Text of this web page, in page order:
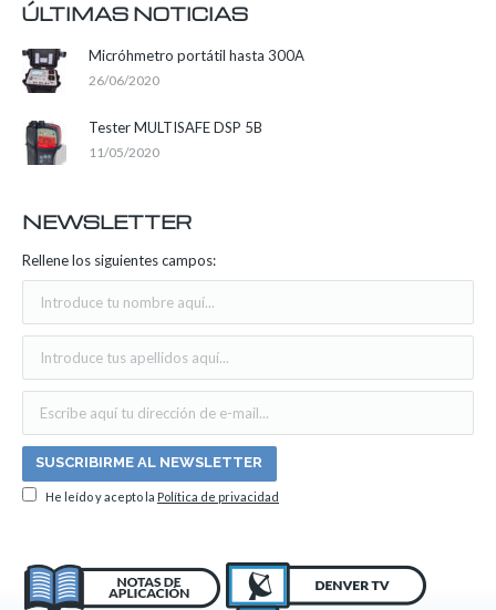
ÚLTIMAS NOTICIAS
Micróhmetro portátil hasta 300A
26/06/2020
Tester MULTISAFE DSP 5B
11/05/2020
NEWSLETTER
Rellene los siguientes campos:
He leído y acepto la Política de privacidad